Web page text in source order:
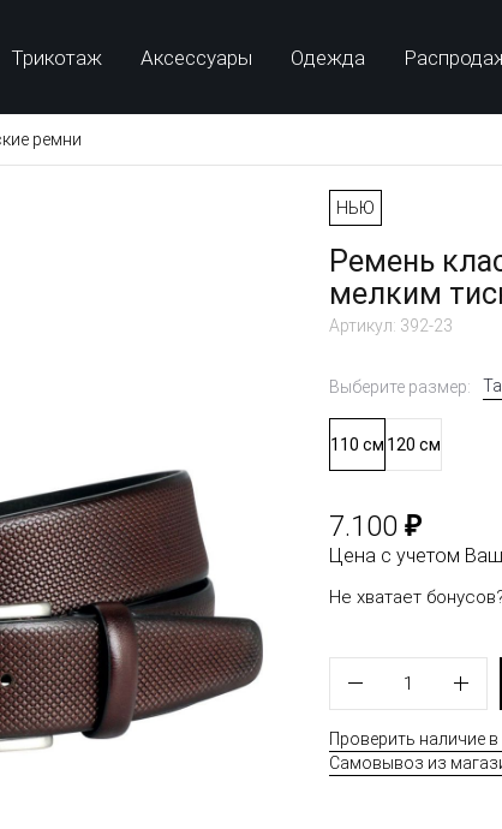
Трикотаж Аксессуары Одежда
ремни
НЬЮ
Ремень
мелким
Артикул: 392-23
Выберите размер:
110 см 120 см
7.100 ₽
Цена с учетом
Не хватает
1
Проверить наличие
Самовывоз из